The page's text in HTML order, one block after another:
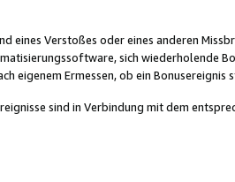
eines Verstoßes oder eines anderen
sich wiederholende
eigenem Ermessen, ob ein
sind in Verbindung mit dem